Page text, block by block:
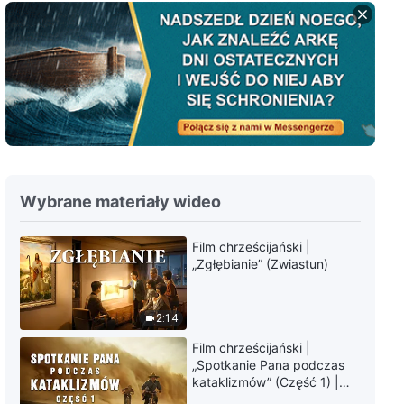
9:28
Słowo Boże na każdy dzień:
Wejście w życie | Fragment 396
Słowo Boże na każdy dzień:
Wejście w życie | Fragment 397
4:37
Słowo Boże na każdy dzień:
10:06
Słowo Boże na każdy dzień:
Wejście w życie | Fragment 399
Wybrane materiały wideo
2:14
Film chrześcijański |
„Zgłębianie” (Zwiastun)
Film chrześcijański |
„Spotkanie Pana podczas
kataklizmów” (Część 1) |